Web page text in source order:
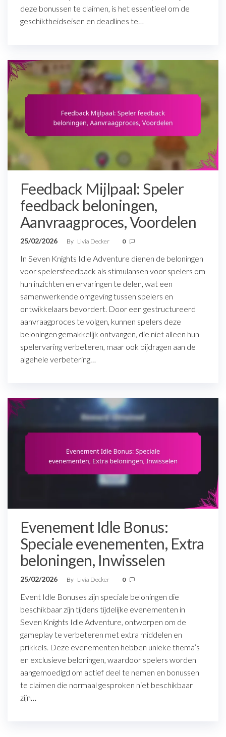
deze bonussen te claimen, is het essentieel om de
geschiktheidseisen en deadlines te…
Feedback Mijlpaal: Speler
feedback beloningen,
Aanvraagproces, Voordelen
25/02/2026 By Livia Decker 0
In Seven Knights Idle Adventure dienen de beloningen
voor spelersfeedback als stimulansen voor spelers om
hun inzichten en ervaringen te delen, wat een
samenwerkende omgeving tussen spelers en
ontwikkelaars bevordert. Door een gestructureerd
aanvraagproces te volgen, kunnen spelers deze
beloningen gemakkelijk ontvangen, die niet alleen hun
spelervaring verbeteren, maar ook bijdragen aan de
algehele verbetering…
Evenement Idle Bonus:
Speciale evenementen, Extra
beloningen, Inwisselen
25/02/2026 By Livia Decker 0
Event Idle Bonuses zijn speciale beloningen die
beschikbaar zijn tijdens tijdelijke evenementen in
Seven Knights Idle Adventure, ontworpen om de
gameplay te verbeteren met extra middelen en
prikkels. Deze evenementen hebben unieke thema’s
en exclusieve beloningen, waardoor spelers worden
aangemoedigd om actief deel te nemen en bonussen
te claimen die normaal gesproken niet beschikbaar
zijn…